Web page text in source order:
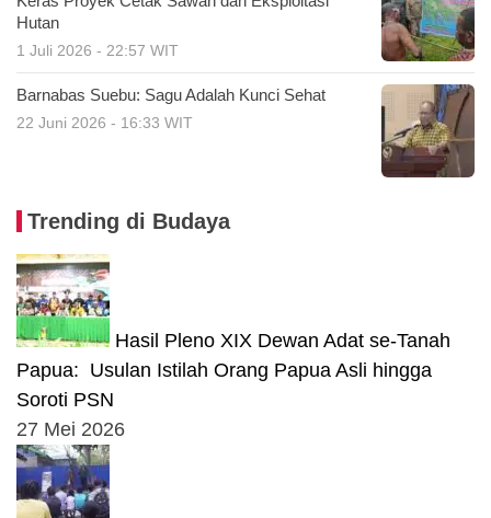
Hutan
1 Juli 2026 - 22:57 WIT
Barnabas Suebu: Sagu Adalah Kunci Sehat
22 Juni 2026 - 16:33 WIT
Trending di Budaya
Hasil Pleno XIX Dewan Adat se-Tanah
Papua: Usulan Istilah Orang Papua Asli hingga
Soroti PSN
27 Mei 2026